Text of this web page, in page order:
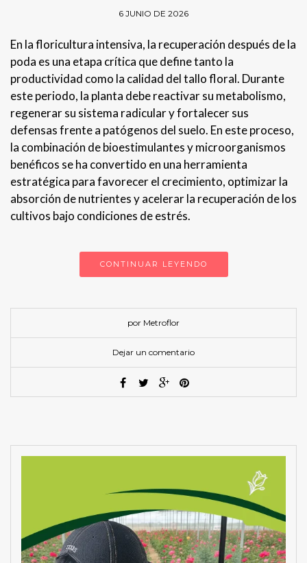
6 JUNIO DE 2026
En la floricultura intensiva, la recuperación después de la
poda es una etapa crítica que define tanto la
productividad como la calidad del tallo floral. Durante
este periodo, la planta debe reactivar su metabolismo,
regenerar su sistema radicular y fortalecer sus
defensas frente a patógenos del suelo. En este proceso,
la combinación de bioestimulantes y microorganismos
benéficos se ha convertido en una herramienta
estratégica para favorecer el crecimiento, optimizar la
absorción de nutrientes y acelerar la recuperación de los
cultivos bajo condiciones de estrés.
CONTINUAR LEYENDO
por Metroflor
Dejar un comentario